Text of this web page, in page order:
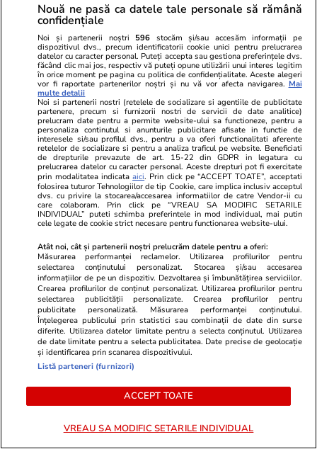
Wowbiz.ro
„Am intrat în metastază” Alina
Pușcău, anunț cutremurător
înainte să intre în operație!
Vedeta a transmis un mesaj
emoționant fanilor
Redactia.ro
Leo Messi,
veșnică
POLITIC
Politică 07:46
Crin Antonescu spune cine ar
trebui să fie următorul premier:
„E singura soluție. Domnul
Nicușor Dan ar trebui să îl
desemnze”
Politică 07 aug.
Nouă ne pasă ca datele tale personale să rămână
confidențiale
Noi și partenerii noștri 596 stocăm și/sau accesăm informații pe
dispozitivul dvs., precum identificatorii cookie unici pentru prelucrarea
datelor cu caracter personal. Puteți accepta sau gestiona preferințele dvs.
făcând clic mai jos, respectiv vă puteți opune utilizării unui interes legitim
în orice moment pe pagina cu politica de confidențialitate. Aceste alegeri
vor fi raportate partenerilor noștri și nu vă vor afecta navigarea. Mai
multe detalii
Noi si partenerii nostri (retelele de socializare si agentiile de publicitate
partenere, precum si furnizorii nostri de servicii de date analitice)
prelucram date pentru a permite website-ului sa functioneze, pentru a
personaliza continutul si anunturile publicitare afisate in functie de
interesele si/sau profilul dvs., pentru a va oferi functionalitati aferente
retelelor de socializare si pentru a analiza traficul pe website. Beneficiati
de drepturile prevazute de art. 15-22 din GDPR in legatura cu
prelucrarea datelor cu caracter personal. Aceste drepturi pot fi exercitate
prin modalitatea indicataaici. Prin click pe “ACCEPT TOATE”, acceptati
folosirea tuturor Tehnologiilor de tip Cookie, care implica inclusiv acceptul
dvs. cu privire la stocarea/accesarea informatiilor de catre Vendor-ii cu
care colaboram. Prin click pe “VREAU SA MODIFIC SETARILE
INDIVIDUAL” puteti schimba preferintele in mod individual, mai putin
cele legate de cookie strict necesare pentru functionarea website-ului.
Atât noi, cât și partenerii noștri prelucrăm datele pentru a oferi:
Măsurarea performanței reclamelor. Utilizarea profilurilor pentru
selectarea conținutului personalizat. Stocarea și/sau accesarea
informațiilor de pe un dispozitiv. Dezvoltarea și îmbunătățirea serviciilor.
Crearea profilurilor de conținut personalizat. Utilizarea profilurilor pentru
selectarea publicității personalizate. Crearea profilurilor pentru
publicitate personalizată. Măsurarea performanței conținutului.
Înțelegerea publicului prin statistici sau combinații de date din surse
diferite. Utilizarea datelor limitate pentru a selecta conținutul. Utilizarea
de date limitate pentru a selecta publicitatea. Date precise de geolocație
și identificarea prin scanarea dispozitivului.
Listă parteneri (furnizori)
ACCEPT TOATE
VREAU SA MODIFIC SETARILE INDIVIDUAL